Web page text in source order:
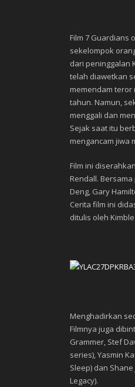
Film 7 Guardians
sekelompok
dari peninggalan
telah diawetkan
memendam teror
tahun. Namun,
menggali dan
Sejak saat itu
mengancam jiwa
Film ini
Rendall.
Deng, Gary
Cerita film ini
ditulis oleh
Menghadirkan
Filmnya juga
Grammer, Stef
series), Yasmin
Sleep) dan
Legacy).